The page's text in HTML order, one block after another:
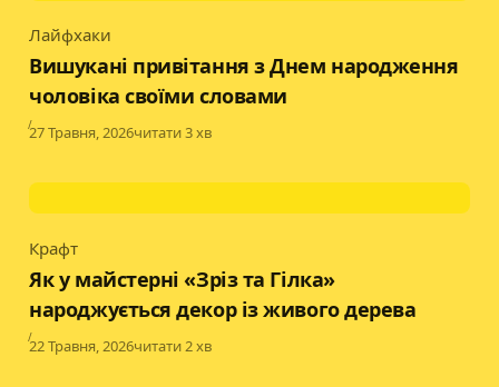
Category
Лайфхаки
Вишукані привітання з Днем народження
чоловіка своїми словами
Published
27 Травня, 2026читати 3 хв
Category
Крафт
Як у майстерні «Зріз та Гілка»
народжується декор із живого дерева
Published
22 Травня, 2026читати 2 хв